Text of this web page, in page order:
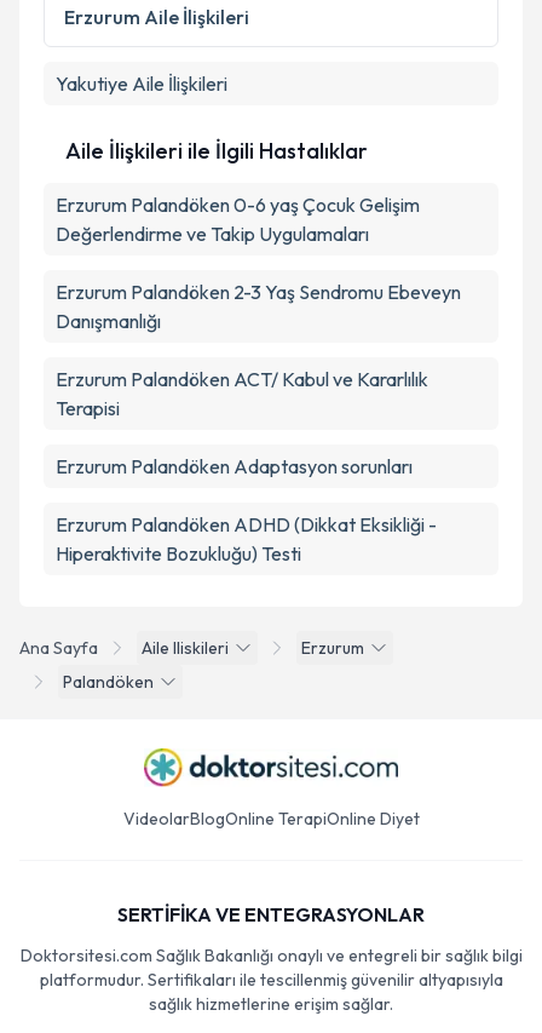
Ana Sayfa Aile Iliskileri
Erzurum
Palandöken
Erzurum Aile İlişkileri
Yakutiye Aile İlişkileri
Aile İlişkileri ile İlgili Hastalıklar
Erzurum Palandöken 0-6 yaş Çocuk Gelişim
Değerlendirme ve Takip Uygulamaları
Erzurum Palandöken 2-3 Yaş Sendromu Ebeveyn
Danışmanlığı
Erzurum Palandöken ACT/ Kabul ve Kararlılık
Terapisi
Erzurum Palandöken Adaptasyon sorunları
Erzurum Palandöken ADHD (Dikkat Eksikliği -
Hiperaktivite Bozukluğu) Testi
VideolarBlogOnline TerapiOnline Diyet
SERTİFİKA VE ENTEGRASYONLAR
Doktorsitesi.com Sağlık Bakanlığı onaylı ve entegreli bir sağlık bilgi
platformudur. Sertifikaları ile tescillenmiş güvenilir altyapısıyla
sağlık hizmetlerine erişim sağlar.